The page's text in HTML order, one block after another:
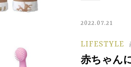
2022.07.21
LIFESTYLE
赤ちゃん